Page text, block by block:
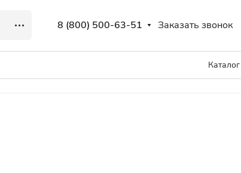
8 (800) 500-63-51 Заказать звонок
Каталог